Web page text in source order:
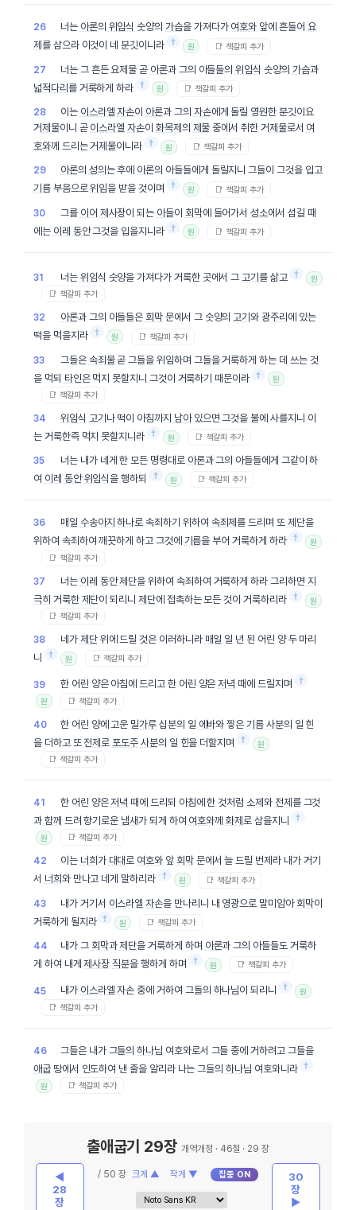
26 너는 아론의 위임식 숫양의 가슴을 가져다가 여호와 앞에 흔들어 요
제 를 삼으라 이것이 네 분깃이니라 † 원 📑 책갈피 추가
27 너는 그 흔든 요제물 곧 아론과 그의 아들들의위임식 숫양의 가슴과
넓적다리 를 거룩하게 하라 † 원 📑 책갈피 추가
28 이는 이스라엘 자손이 아론과 그의 자손에게 돌릴 영원한 분깃이요
거제물이니 곧 이스라엘 자손이 화목제 의 제물 중에서 취한 거제물로서 여
호와께 드리는 거제물이니라 † 원 📑 책갈피 추가
29 아론의 성의 는 후에 아론의 아들들에게 돌릴지니 그들이 그것을 입고
기름부음으로위임을 받을 것이며 † 원 📑 책갈피 추가
30 그를 이어 제사장이 되는 아들이 회막에 들어가서성소에서 섬길 때
에는 이레 동안그것을 입을지니라 † 원 📑 책갈피 추가
31 너는 위임식 숫양을 가져다가 거룩한 곳에서 그고기를 삶고 † 원
📑 책갈피 추가
32 아론과 그의 아들들은회막 문에서 그 숫양의고기와광주리 에 있는
떡을 먹을지라 † 원 📑 책갈피 추가
33 그들은 속죄물곧 그들을 위임하며 그들을 거룩하게 하는 데 쓰는 것
을 먹되 타인은 먹지 못할지니 그것이 거룩하기 때문이라 † 원
📑 책갈피 추가
34 위임식 고기 나 떡이 아침까지 남아있으면 그것을 불에 사를지니 이
는 거룩한즉 먹지 못할지니라 † 원 📑 책갈피 추가
35 너는 내가 네게 한 모든 명령대로 아론과 그의 아들들에게 그같이 하
여 이레 동안 위임식을 행하되 † 원 📑 책갈피 추가
36 매일 수송아지 하나로 속죄하기 위하여 속죄제를 드리며 또 제단을
위하여 속죄하여 깨끗하게 하고 그것에 기름을 부어 거룩하게 하라 † 원
📑 책갈피 추가
37 너는 이레 동안제단을 위하여 속죄하여 거룩하게 하라 그리하면 지
극히 거룩한 제단이 되리니 제단에 접촉하는 모든 것이 거룩하리라 † 원
📑 책갈피 추가
38 네가 제단위에 드릴 것은 이러하니라 매일 일 년 된 어린 양 두 마리
니
† 원 📑 책갈피 추가
39 한 어린 양은 아침에 드리고 한 어린 양은저녁 때에 드릴지며 †
원 📑 책갈피 추가
40 한 어린 양에 고운 밀가루 십분의 일 에바와 찧은기름 사분의 일 힌
을 더하고 또 전제로포도주 사분의 일 힌을 더할지며 † 원
📑 책갈피 추가
41 한 어린 양은저녁 때에 드리되 아침에 한 것처럼소제 와 전제 를 그것
과 함께 드려 향기로운 냄새가 되게 하여 여호와께화제 로 삼을지니 †
원 📑 책갈피 추가
42 이는 너희 가 대대로 여호와 앞 회막문에서 늘 드릴 번제라 내가 거기
서 너희 와 만나고 네게 말하리라 † 원 📑 책갈피 추가
43 내가 거기서 이스라엘 자손을 만나리니 내 영광으로 말미암아회막이
거룩하게 될지라 † 원 📑 책갈피 추가
44 내가 그 회막과제단을 거룩하게 하며 아론과 그의 아들들도 거룩하
게 하여 내게제사장 직분을 행하게 하며 † 원 📑 책갈피 추가
45 내가 이스라엘 자손 중에 거하여 그들의 하나님이 되리니 † 원
📑 책갈피 추가
46 그들은 내가 그들의하나님 여호와로서 그들 중에 거하려고 그들을
애굽땅에서 인도하여 낸 줄을 알리라 나는 그들의하나님 여호와니라 †
원 📑 책갈피 추가
◀
28
장
출애굽기 29장개역개정 · 46절 · 29 장
/ 50 장 크게 ▲ 작게 ▼ 집중 ON
30
장
▶